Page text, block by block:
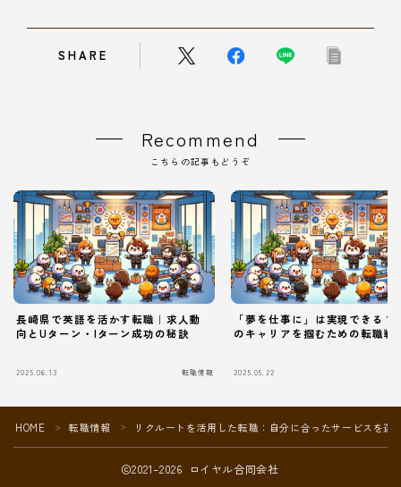
Follow Me
SHARE
Recommend
こちらの記事もどうぞ
長崎県で英語を活かす転職｜求人動
向とUターン・Iターン成功の秘訣
2025.06.13 転職情報
「夢を仕事に」は実現できる？
のキャリアを掴むための転職戦
2025.05.22
HOME ＞ 転職情報 ＞ リクルートを活用した転職：自分に合ったサービスを選
2021–2026 ロイヤル合同会社